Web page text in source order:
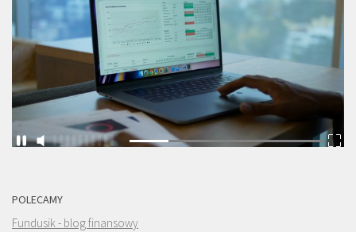
POLECAMY
Fundusik - blog finansowy